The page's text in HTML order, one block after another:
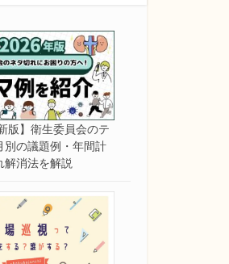
版】衛生委員会のテ
別の議題例・年間計
解消法を解説